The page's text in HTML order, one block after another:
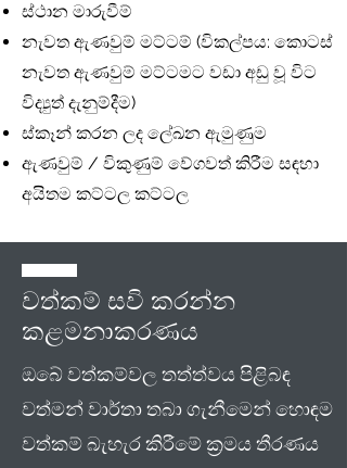
ස්ථාන මාරුවීම්
නැවත ඇණවුම් මට්ටම් (විකල්පය: කොටස්
නැවත ඇණවුම් මට්ටමට වඩා අඩු වූ විට
විද්‍යුත් දැනුම්දීම)
ස්කෑන් කරන ලද ලේඛන ඇමුණුම
ඇණවුම් / විකුණුම් වේගවත් කිරීම සඳහා
අයිතම කට්ටල කට්ටල
වත්කම් සවි කරන්න
කළමනාකරණය
ඔබේ වත්කම්වල තත්ත්වය පිළිබඳ
වත්මන් වාර්තා තබා ගැනීමෙන් හොඳම
වත්කම් බැහැර කිරීමේ ක්‍රමය තීරණය